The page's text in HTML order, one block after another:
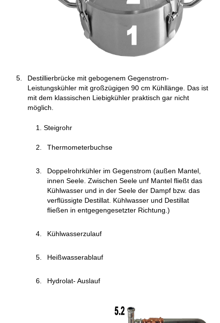
Destillierbrücke mit gebogenem Gegenstrom-
Leistungskühler mit großzügigen 90 cm Kühllänge. Das ist
mit dem klassischen Liebigkühler praktisch gar nicht
möglich.
Steigrohr
Thermometerbuchse
Doppelrohrkühler im Gegenstrom (außen Mantel,
innen Seele. Zwischen Seele unf Mantel fließt das
Kühlwasser und in der Seele der Dampf bzw. das
verflüssigte Destillat. Kühlwasser und Destillat
fließen in entgegengesetzter Richtung.)
Kühlwasserzulauf
Heißwasserablauf
Hydrolat- Auslauf